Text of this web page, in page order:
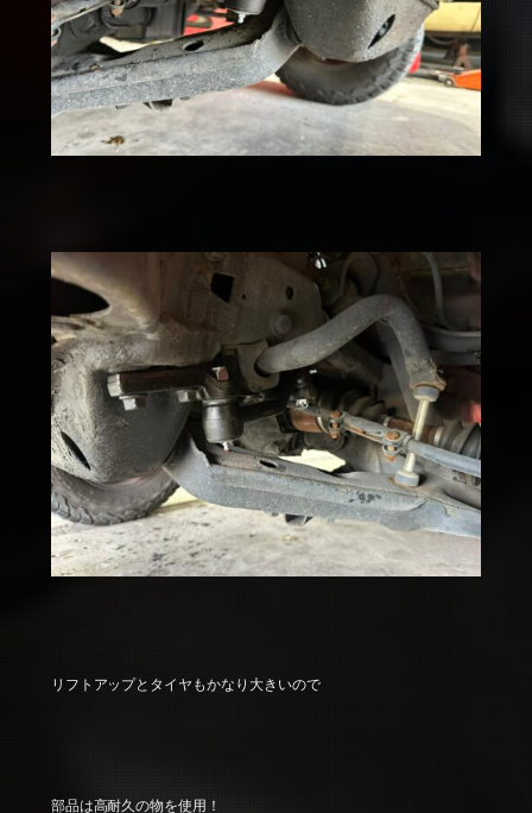
リフトアップとタイヤもかなり大きいので
部品は高耐久の物を使用！